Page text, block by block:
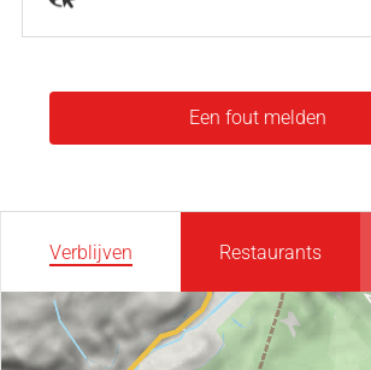
Een fout melden
Verblijven Restaurants